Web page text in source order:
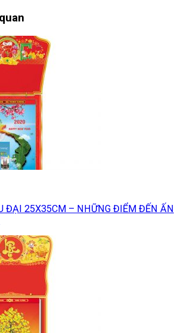
ĐẠI 25X35CM – NHỮNG ĐIỂM ĐẾN ẤN